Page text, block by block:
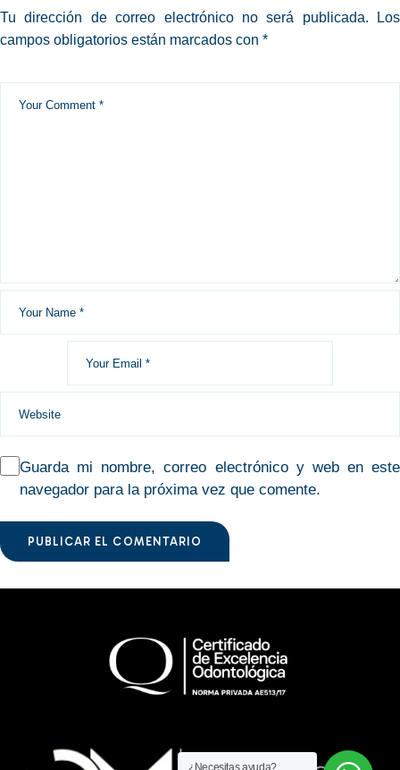
Tu dirección de correo electrónico no será publicada.
Los
campos obligatorios están marcados con *
Guarda mi nombre, correo electrónico y web en este
navegador para la próxima vez que comente.
PUBLICAR EL COMENTARIO
¿Necesitas ayuda?